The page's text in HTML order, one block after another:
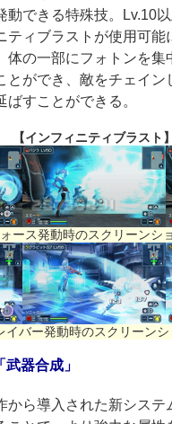
動できる特殊技。Lv.10
ティブラストが使用可能
体の一部にフォトンを集
とができ、敵をチェイン
すことができる。
【インフィニティブラスト】
ース発動時のスクリーンシ
イバー発動時のスクリーンシ
器合成」
ら導入された新システ